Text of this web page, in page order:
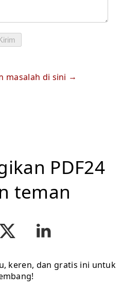
masalah di sini
PDF24
teman
keren, dan gratis ini untuk